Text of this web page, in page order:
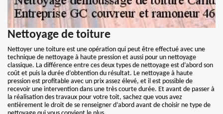
Nettoyage de toiture
Nettoyer une toiture est une opération qui peut être effectué avec une
technique de nettoyage à haute pression et aussi pour un nettoyage
classique. La différence entre ces deux types de nettoyage est d’abord son
coût et puis la durée d’obtention du résultat. Le nettoyage à haute
pression est profitable avec un prix assez élevé, et il est possible de
recevoir une intervention dans une très courte durée. Et avant de passer à
la réalisation des travaux pour votre toit, sachez que vous avez
entièrement le droit de se renseigner d’abord avant de choisir ne type de